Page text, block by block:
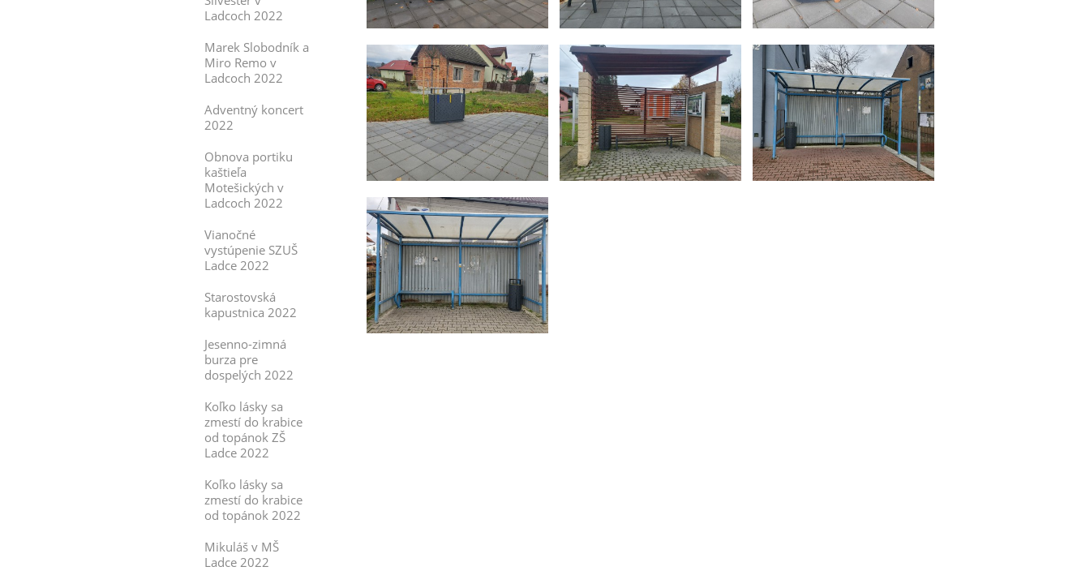
Ladcoch 2022
Marek Slobodník a
Miro Remo v
Ladcoch 2022
Adventný koncert
2022
Obnova portiku
kaštieľa
Motešických v
Ladcoch 2022
Vianočné
vystúpenie SZUŠ
Ladce 2022
Starostovská
kapustnica 2022
Jesenno-zimná
burza pre
dospelých 2022
Koľko lásky sa
zmestí do krabice
od topánok ZŠ
Ladce 2022
Koľko lásky sa
zmestí do krabice
od topánok 2022
Mikuláš v MŠ
Ladce 2022